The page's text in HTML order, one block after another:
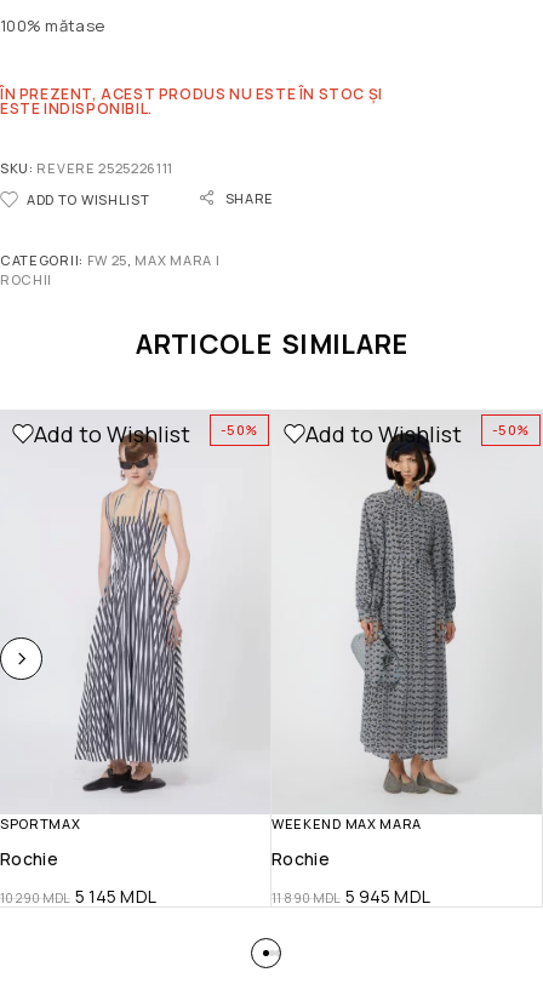
100% mătase
ÎN PREZENT, ACEST PRODUS NU ESTE ÎN STOC ȘI
ESTE INDISPONIBIL.
SKU: REVERE 2525226111
ADD TO WISHLIST
SHARE
CATEGORII: FW 25, MAX MARA |
ROCHII
ARTICOLE SIMILARE
-50%
Add to Wishlist
SPORTMAX
Rochie
10 290MDL 5 145MDL
-50%
Add to Wishlist
WEEKEND MAX MARA
Rochie
11 890MDL 5 945MDL